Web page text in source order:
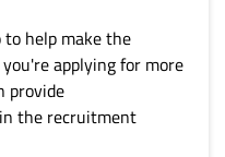
help make the
applying for more
provide
the recruitment